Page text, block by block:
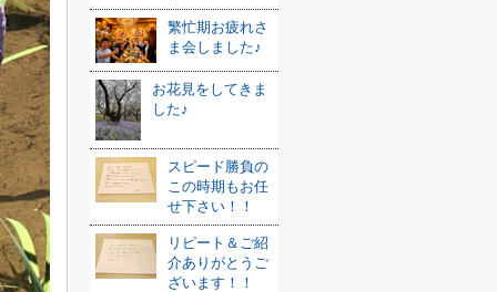
繁忙期お疲れさ
ま会しました♪
お花見をしてきま
した♪
スピード勝負の
この時期もお任
せ下さい！！
リピート＆ご紹
介ありがとうご
ざいます！！